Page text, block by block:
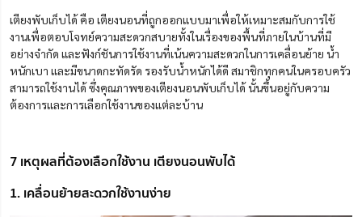
เตียงพับเก็บได้ คือ เตียงนอนที่ถูกออกแบบมาเพื่อให้เหมาะสมกับการใช้
งานเพื่อตอบโจทย์ความสะดวกสบายทั้งในเรื่องของพื้นที่ภายในบ้านที่มี
อย่างจำกัด และฟังก์ชันการใช้งานที่เน้นความสะดวกในการเคลื่อนย้าย น้ำ
หนักเบา และมีขนาดกะทัดรัด รองรับน้ำหนักได้ดี สมาชิกทุกคนในครอบครัว
สามารถใช้งานได้ ซึ่งคุณภาพของเตียงนอนพับเก็บได้ นั้นขึ้นอยู่กับความ
ต้องการและการเลือกใช้งานของแต่ละบ้าน
7 เหตุผลที่ต้องเลือกใช้งาน เตียงนอนพับได้
1. เคลื่อนย้ายสะดวกใช้งานง่าย